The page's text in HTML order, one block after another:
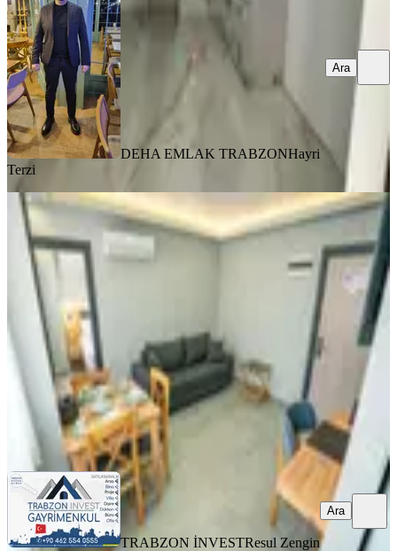
DEHA EMLAK TRABZONHayri
Terzi
Ara
YENİ
Trabzon Pelitli'de Kiralık Eşyalı 2+1
Daire (20 Haziran Çıkışlı)
TRABZON İNVESTResul Zengin
TRABZON İNVESTResul Zengin
Ara